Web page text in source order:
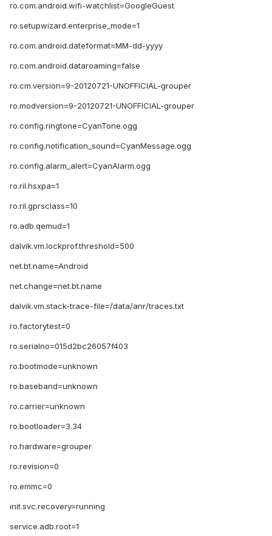
ro.com.android.wifi-watchlist=GoogleGuest
ro.setupwizard.enterprise_mode=1
ro.com.android.dateformat=MM-dd-yyyy
ro.com.android.dataroaming=false
ro.cm.version=9-20120721-UNOFFICIAL-grouper
ro.modversion=9-20120721-UNOFFICIAL-grouper
ro.config.ringtone=CyanTone.ogg
ro.config.notification_sound=CyanMessage.ogg
ro.config.alarm_alert=CyanAlarm.ogg
ro.ril.hsxpa=1
ro.ril.gprsclass=10
ro.adb.qemud=1
dalvik.vm.lockprof.threshold=500
net.bt.name=Android
net.change=net.bt.name
dalvik.vm.stack-trace-file=/data/anr/traces.txt
ro.factorytest=0
ro.serialno=015d2bc26057f403
ro.bootmode=unknown
ro.baseband=unknown
ro.carrier=unknown
ro.bootloader=3.34
ro.hardware=grouper
ro.revision=0
ro.emmc=0
init.svc.recovery=running
service.adb.root=1